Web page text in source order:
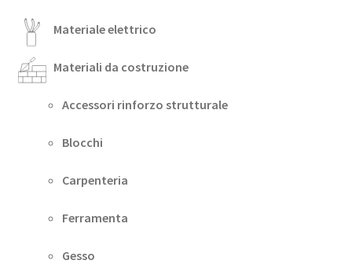
Materiale elettrico
Materiali da costruzione
Accessori rinforzo strutturale
Blocchi
Carpenteria
Ferramenta
Gesso